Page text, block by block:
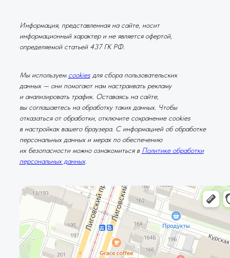
Мы используем cookiesдля сбора пользовательских
данных — они помогают нам настраивать рекламу
и анализировать трафик. Оставаясь на сайте,
вы соглашаетесь на обработку таких данных. Чтобы
отказаться от обработки, отключите сохранение cookies
в настройках вашего браузера. С информацией об обработке
персональных данных и мерах по обеспечению
их безопасности можно ознакомиться в Политике обработки
персональных данных.
Информация, представленная на сайте, носит
информационный характер и не является офертой,
определяемой статьей 437 ГК РФ.